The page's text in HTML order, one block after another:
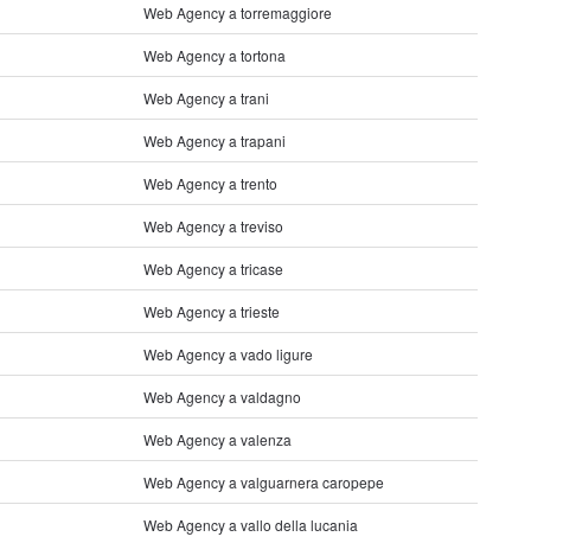
Web Agency a torremaggiore
Web Agency a tortona
Web Agency a trani
Web Agency a trapani
Web Agency a trento
Web Agency a treviso
Web Agency a tricase
Web Agency a trieste
Web Agency a vado ligure
Web Agency a valdagno
Web Agency a valenza
Web Agency a valguarnera caropepe
Web Agency a vallo della lucania